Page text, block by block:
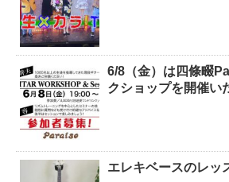
6/8（金）は四條畷
クショップを開催い
エレキベースのレッ